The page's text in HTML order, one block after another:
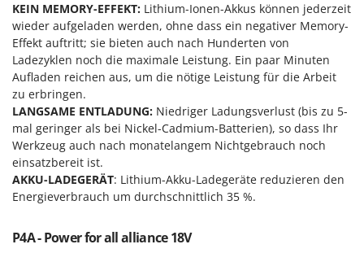
Macte Ovens
Makita
MAMMAMIA
Marcato
Marina Systems
Master
Mastercook
McCulloch
MCH
Michelin
KEIN MEMORY-EFFEKT: Lithium-Ionen-Akkus können jederzeit
wieder aufgeladen werden, ohne dass ein negativer Memory-
Effekt auftritt; sie bieten auch nach Hunderten von
Ladezyklen noch die maximale Leistung. Ein paar Minuten
Aufladen reichen aus, um die nötige Leistung für die Arbeit
zu erbringen.
LANGSAME ENTLADUNG: Niedriger Ladungsverlust (bis zu 5-
mal geringer als bei Nickel-Cadmium-Batterien), so dass Ihr
Werkzeug auch nach monatelangem Nichtgebrauch noch
einsatzbereit ist.
AKKU-LADEGERÄT: Lithium-Akku-Ladegeräte reduzieren den
Energieverbrauch um durchschnittlich 35 %.
P4A - Power for all alliance 18V